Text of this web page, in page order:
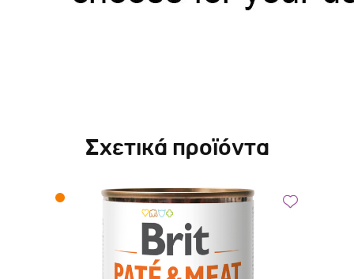
Σχετικά προϊόντα